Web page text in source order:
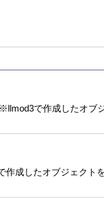
で作成したオブ
作成したオブジェクト